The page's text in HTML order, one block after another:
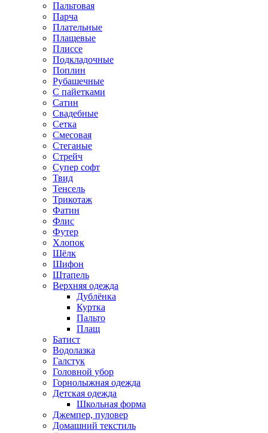
Пальтовая
Парча
Плательные
Плащевые
Плиссе
Подкладочные
Поплин
Рубашечные
С пайетками
Сатин
Свадебные
Сетка
Смесовая
Стеганые
Стрейч
Супер софт
Твид
Тенсель
Трикотаж
Фатин
Флис
Футер
Хлопок
Шёлк
Шифон
Штапель
Верхняя одежда
Дублёнка
Куртка
Пальто
Плащ
Батист
Водолазка
Галстук
Головной убор
Горнолыжная одежда
Детская одежда
Школьная форма
Джемпер, пуловер
Домашний текстиль